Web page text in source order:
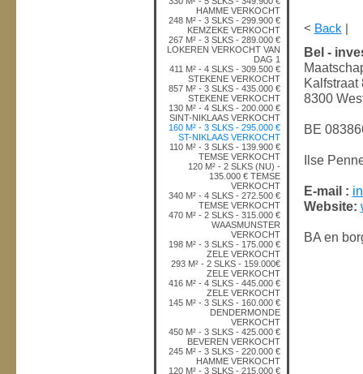
HAMME VERKOCHT
248 M² - 3 SLKS - 299.900 €
KEMZEKE VERKOCHT
267 M² - 3 SLKS - 289.000 €
LOKEREN VERKOCHT VAN
DAG 1
411 M² - 4 SLKS - 309.500 €
STEKENE VERKOCHT
857 M² - 3 SLKS - 435.000 €
STEKENE VERKOCHT
130 M² - 4 SLKS - 200.000 €
SINT-NIKLAAS VERKOCHT
160 M² - 3 SLKS - 295.000 €
ST-NIKLAAS VERKOCHT
110 M² - 3 SLKS - 139.900 €
TEMSE VERKOCHT
120 M² - 2 SLKS (NU) -
135.000 € TEMSE
VERKOCHT
340 M² - 4 SLKS - 272.500 €
TEMSE VERKOCHT
470 M² - 2 SLKS - 315.000 €
WAASMUNSTER
VERKOCHT
198 M² - 3 SLKS - 175.000 €
ZELE VERKOCHT
293 M² - 2 SLKS - 159.000€
ZELE VERKOCHT
416 M² - 4 SLKS - 445.000 €
ZELE VERKOCHT
145 M² - 3 SLKS - 160.000 €
DENDERMONDE
VERKOCHT
450 M² - 3 SLKS - 425.000 €
BEVEREN VERKOCHT
245 M² - 3 SLKS - 220.000 €
HAMME VERKOCHT
120 M² - 3 SLKS - 215.000 €
< Back |
Bel -
Kalfstraat
8300
BE
Ilse
E-mail :
Website:
BA en